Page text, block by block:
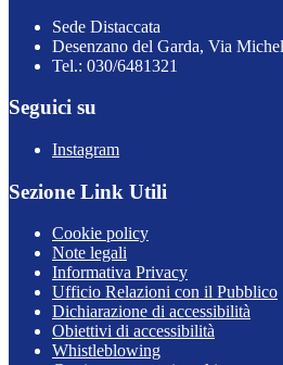
Sede Distaccata
Desenzano del Garda, Via
Tel.: 030/6481321
Seguici su
Instagram
Sezione Link Utili
Cookie policy
Note legali
Informativa Privacy
Ufficio Relazioni con il Pubblico
Dichiarazione di accessibilità
Obiettivi di accessibilità
Whistleblowing